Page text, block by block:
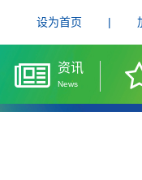
设为首页 |
资讯
News